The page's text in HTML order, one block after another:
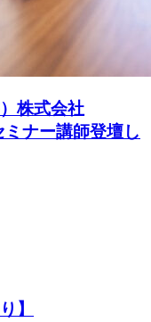
株式会社
ミナー講師登壇し
】